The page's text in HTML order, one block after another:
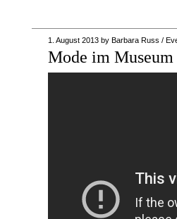
1. August 2013 by Barbara Russ /
Mode im